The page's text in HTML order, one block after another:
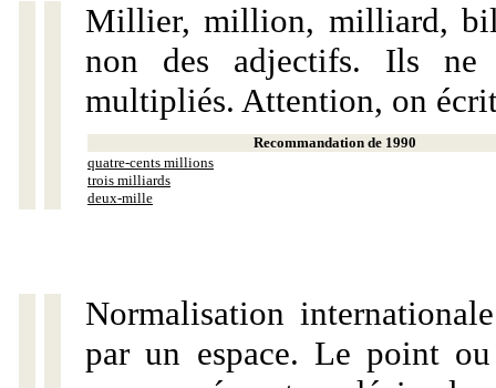
Millier, million, milliard,
non des adjectifs. Ils ne
multipliés. Attention, on
Recommandation de 1990
quatre-cents millions
trois milliards
deux-mille
Normalisation
par un espace. Le point